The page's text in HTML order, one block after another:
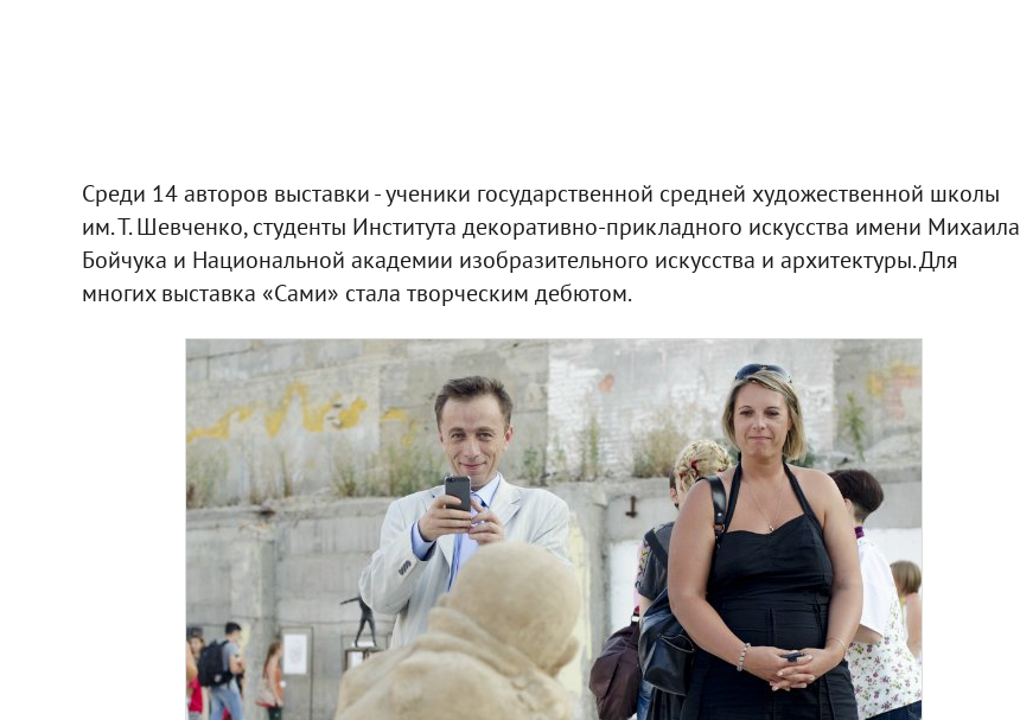
Среди 14 авторов выставки - ученики государственной средней художественной школы
им. Т. Шевченко, студенты Института декоративно-прикладного искусства имени Михаила
Бойчука и Национальной академии изобразительного искусства и архитектуры. Для
многих выставка «Сами» стала творческим дебютом.